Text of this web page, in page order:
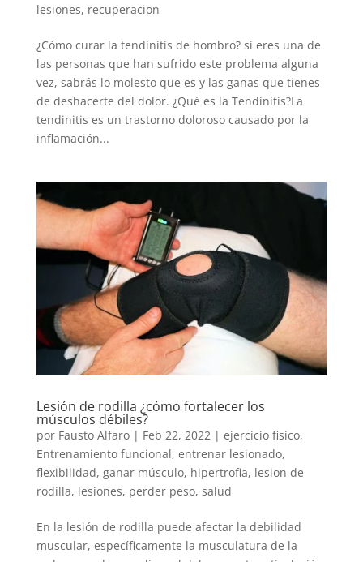
lesiones, recuperacion
¿Cómo curar la tendinitis de hombro? si eres una de
las personas que han sufrido este problema alguna
vez, sabrás lo molesto que es y las ganas que tienes
de deshacerte del dolor. ¿Qué es la Tendinitis?La
tendinitis es un trastorno doloroso causado por la
inflamación...
Lesión de rodilla ¿cómo fortalecer los
músculos débiles?
por Fausto Alfaro| Feb 22, 2022 | ejercicio fisico,
Entrenamiento funcional, entrenar lesionado,
flexibilidad, ganar músculo, hipertrofia, lesion de
rodilla, lesiones, perder peso, salud
En la lesión de rodilla puede afectar la debilidad
muscular, específicamente la musculatura de la